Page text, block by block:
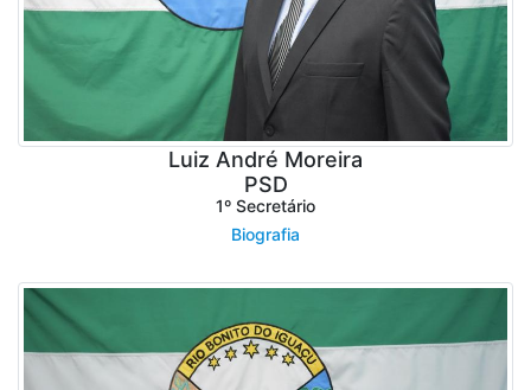
Luiz André Moreira
PSD
1º Secretário
Biografia